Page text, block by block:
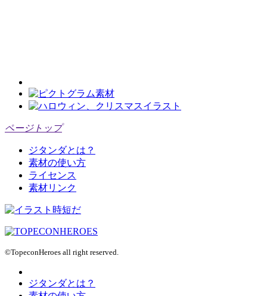
ページトップ
ジタンダとは？
素材の使い方
ライセンス
素材リンク
©TopeconHeroes all right reserved.
ジタンダとは？